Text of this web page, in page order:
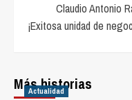
Claudio Antonio
¡Exitosa unidad de
Más historias
Actualidad